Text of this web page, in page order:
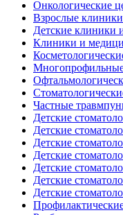
Онкологические
Взрослые
Детские клиники
Клиники и
Частные
Детские
Детские
Детские
Детские
Детские
Детские
Детские